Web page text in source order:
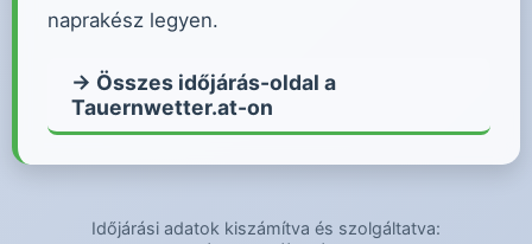
naprakész legyen.
→ Összes időjárás-oldal a
Tauernwetter.at-on
Időjárási adatok kiszámítva és szolgáltatva: